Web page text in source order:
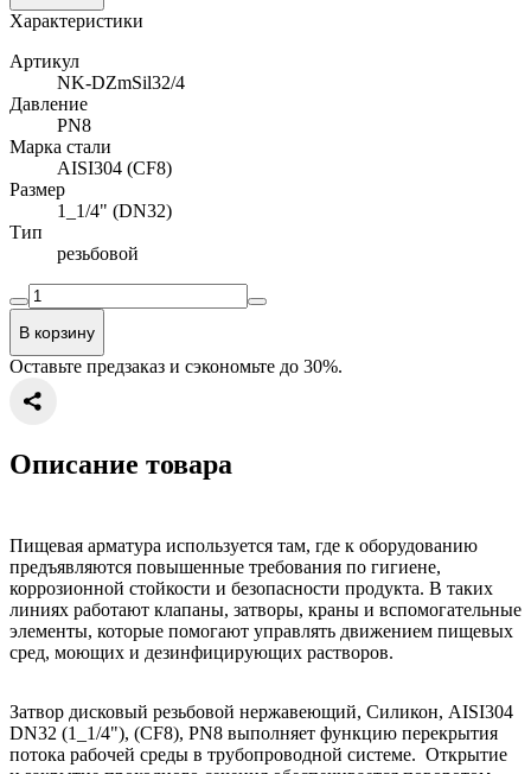
Характеристики
Артикул
NK-DZmSil32/4
Давление
PN8
Марка стали
AISI304 (CF8)
Размер
1_1/4" (DN32)
Тип
резьбовой
В корзину
Оставьте предзаказ и сэкономьте до 30%.
Описание товара
Затвор дисковый резьбовой нержавеющий, Силикон, AISI304
DN32 (1_1/4"), (CF8), PN8 выполняет функцию перекрытия
потока рабочей среды в трубопроводной системе. Открытие
Пищевая арматура используется там, где к оборудованию
предъявляются повышенные требования по гигиене,
коррозионной стойкости и безопасности продукта. В таких
линиях работают клапаны, затворы, краны и вспомогательные
элементы, которые помогают управлять движением пищевых
сред, моющих и дезинфицирующих растворов.